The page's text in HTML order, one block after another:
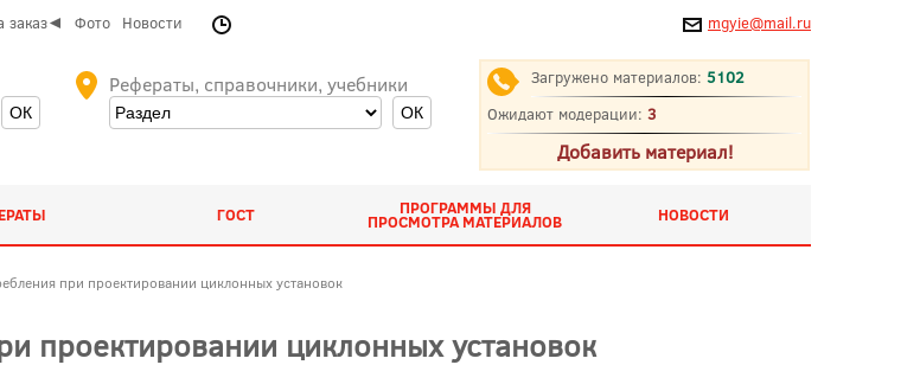
заказ◄ Фото Новости mgyie@mail.ru
Рефераты, справочники, учебники Загружено материалов: 5102
Ожидают модерации: 3
Добавить материал!
ГОСТ ПРОГРАММЫ ДЛЯ
ПРОСМОТРА МАТЕРИАЛОВ НОВОСТИ
при проектировании циклонных установок
проектировании циклонных установок